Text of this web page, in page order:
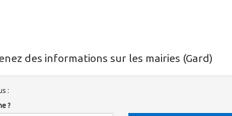
des informations sur les mairies (Gard)
:
?